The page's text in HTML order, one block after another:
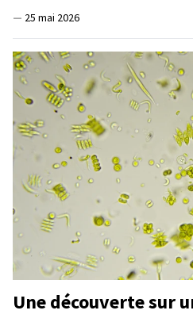
— 25 mai 2026
Une découverte sur